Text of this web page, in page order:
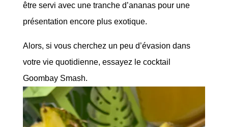
être servi avec une tranche d’ananas pour une
présentation encore plus exotique.
Alors, si vous cherchez un peu d’évasion dans
votre vie quotidienne, essayez le cocktail
Goombay Smash.